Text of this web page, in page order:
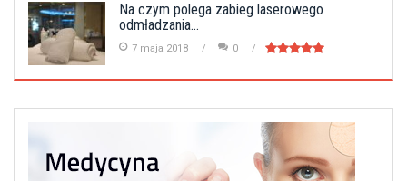
Na czym polega zabieg laserowego
odmładzania...
7 maja 2018 0